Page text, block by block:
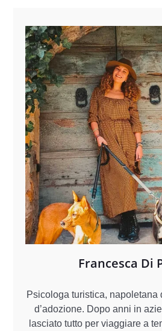
Francesca Di
Psicologa turistica, napoletana
d’adozione. Dopo anni in
lasciato tutto per viaggiare a